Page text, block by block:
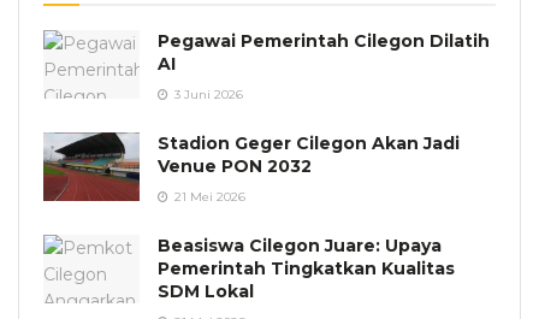
Pegawai Pemerintah Cilegon Dilatih
AI
3 Juni 2026
Stadion Geger Cilegon Akan Jadi
Venue PON 2032
21 Mei 2026
Beasiswa Cilegon Juare: Upaya
Pemerintah Tingkatkan Kualitas
SDM Lokal